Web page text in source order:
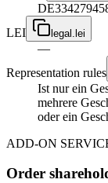
LEI
legal.lei
—
Representation rules
Ist nur ein
mehrere
oder ein
ADD-ON
Order